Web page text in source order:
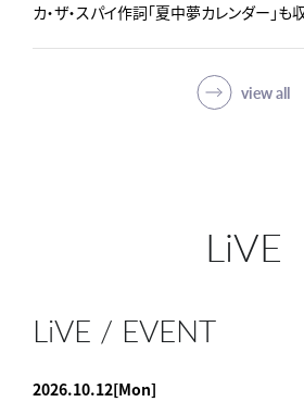
view all
カ・ザ・スパイ作詞「夏中夢カレンダー」も
LiVE
LiVE / EVENT
2026.10.12[Mon]